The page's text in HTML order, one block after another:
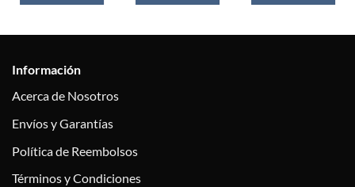
Información
Acerca de Nosotros
Envíos y Garantías
Política de Reembolsos
Términos y Condiciones